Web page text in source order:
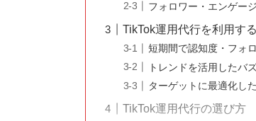
フォロワー・エンゲー
TikTok運用代行を利用す
短期間で認知度・フォ
トレンドを活用したバ
ターゲットに最適化し
TikTok運用代行の選び方